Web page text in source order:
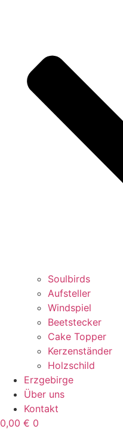
Soulbirds
Aufsteller
Windspiel
Beetstecker
Cake Topper
Kerzenständer
Holzschild
Erzgebirge
Über uns
Kontakt
0,00 € 0